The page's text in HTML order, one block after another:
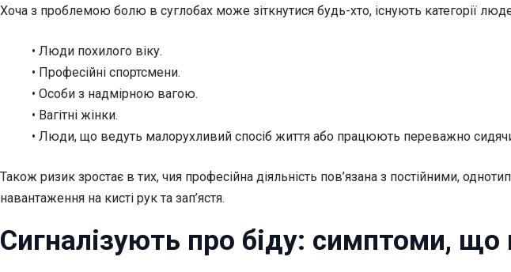
Хоча з проблемою болю в суглобах може зіткнутися будь-хто, існують категорії
• Люди похилого віку.
• Професійні спортсмени.
• Особи з надмірною вагою.
• Вагітні жінки.
• Люди, що ведуть малорухливий спосіб життя або працюють переважно
Також ризик зростає в тих, чия професійна діяльність пов’язана з постійними,
навантаження на кисті рук та зап’ястя.
Сигналізують про біду: симптоми,